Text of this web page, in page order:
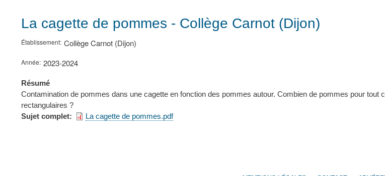
d'Ariane
La cagette de pommes - Collège Carnot (Dijon)
Établissement Collège Carnot (Dijon)
Année 2023-2024
Résumé
Contamination de pommes dans une cagette en fonction des pommes autour. Combien de pommes pour
rectangulaires ?
Sujet complet
La cagette de pommes.pdf